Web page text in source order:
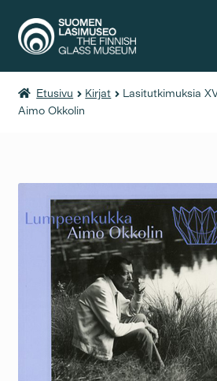
KIRJAT
Etusivu Kirjat
Lasitutkimuksia
Aimo Okkolin